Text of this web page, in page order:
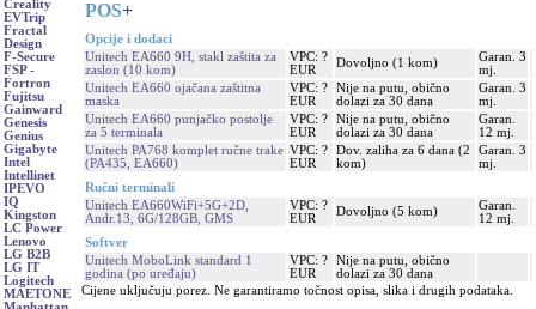
Creality
EVTrip
Fractal
Design
F-Secure
FSP -
Fortron
Fujitsu
Gainward
Genesis
Genius
Gigabyte
Intel
Intellinet
IPEVO
IQ
Kingston
LC Power
Lenovo
LG B2B
LG IT
Logitech
MAETONE
POS+
Opcije i dodaci
Unitech EA660 9H, stakl zaštita za
zaslon (10 kom)
VPC: ?
EUR
Dovoljno (1 kom)
Garan. 3
mj.
Unitech EA660 ojačana zaštitna
maska
VPC: ?
EUR
Nije na putu, obično
dolazi za 30 dana
Garan. 3
mj.
Unitech EA660 punjačko postolje
za 5 terminala
VPC: ?
EUR
Nije na putu, obično
dolazi za 30 dana
Garan.
12 mj.
Unitech PA768 komplet ručne trake
(PA435, EA660)
VPC: ?
EUR
Dov. zaliha za 6 dana (2
kom)
Garan. 3
mj.
Ručni terminali
Unitech EA660WiFi+5G+2D,
Andr.13, 6G/128GB, GMS
VPC: ?
EUR
Dovoljno (5 kom)
Garan.
12 mj.
Softver
Unitech MoboLink standard 1
godina (po uređaju)
VPC: ?
EUR
Nije na putu, obično
dolazi za 30 dana
Cijene uključuju porez. Ne garantiramo točnost opisa, slika i drugih podataka.